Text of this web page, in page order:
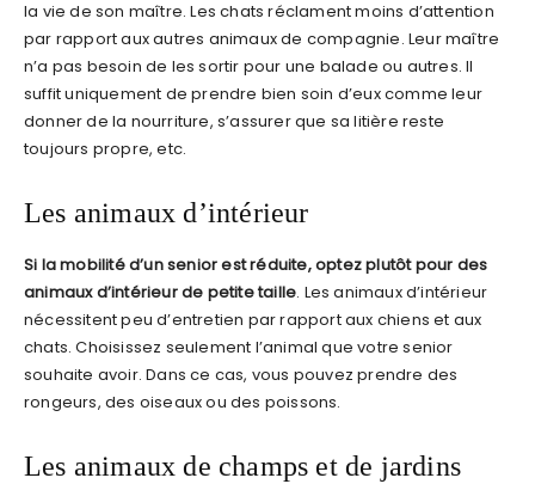
la vie de son maître. Les chats réclament moins d’attention
par rapport aux autres animaux de compagnie. Leur maître
n’a pas besoin de les sortir pour une balade ou autres. Il
suffit uniquement de prendre bien soin d’eux comme leur
donner de la nourriture, s’assurer que sa litière reste
toujours propre, etc.
Les animaux d’intérieur
Si la mobilité d’un senior est réduite, optez plutôt pour des
animaux d’intérieur de petite taille. Les animaux d’intérieur
nécessitent peu d’entretien par rapport aux chiens et aux
chats. Choisissez seulement l’animal que votre senior
souhaite avoir. Dans ce cas, vous pouvez prendre des
rongeurs, des oiseaux ou des poissons.
Les animaux de champs et de jardins